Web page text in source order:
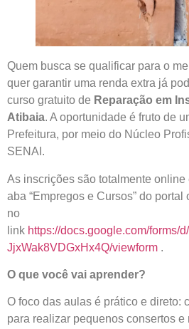
Quem busca se qualificar para o
quer garantir uma renda extra já
curso gratuito de Reparação em
Atibaia. A oportunidade é fruto de
Prefeitura, por meio do Núcleo
SENAI.
As inscrições são totalmente online
aba “Empregos e Cursos” do
no
link https://docs.google.com/forms/
JjxWak8VDGxHx4Q/viewform .
O que você vai aprender?
O foco das aulas é prático e direto:
para realizar pequenos consertos